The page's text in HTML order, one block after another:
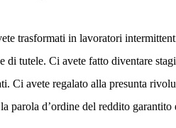
trasformati in lavoratori
di tutele. Ci avete fatto diventare
Ci avete regalato alla presunta
parola d’ordine del reddito garantito